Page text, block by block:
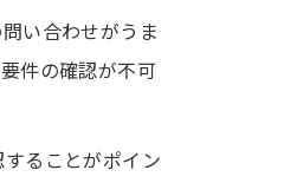
い合わせがうま
件の確認が不可
ることがポイン